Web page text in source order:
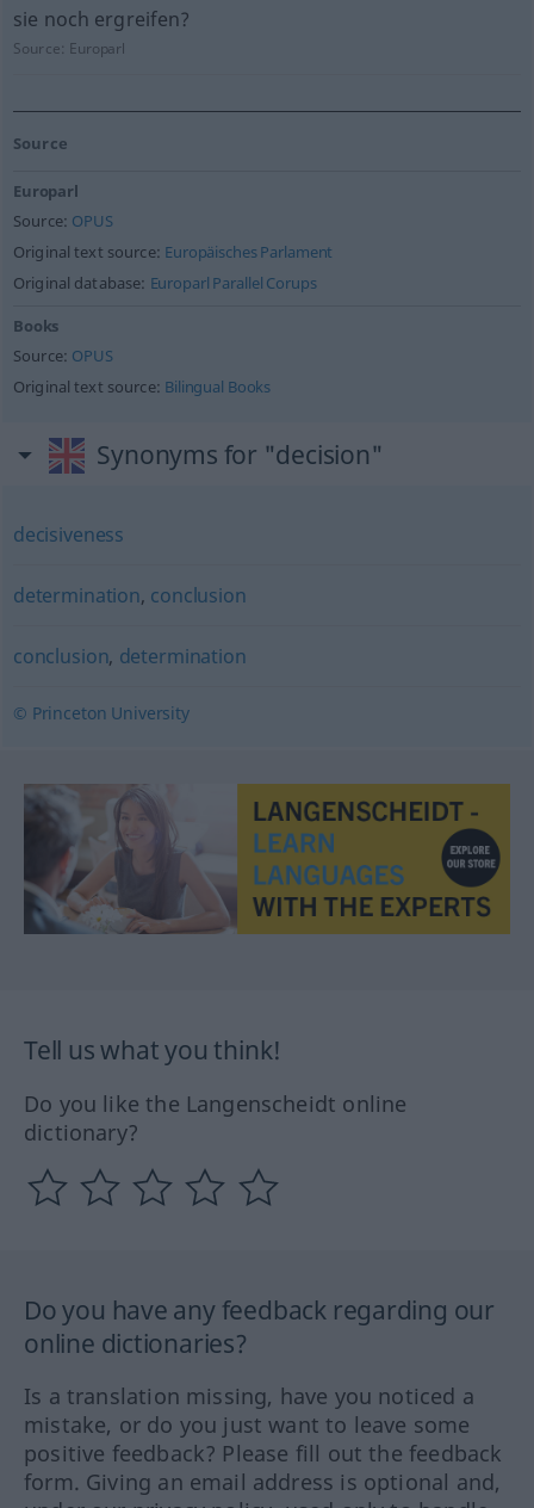
sie noch ergreifen?
Source: Europarl
Source
Europarl
Source: OPUS
Original text source: Europäisches Parlament
Original database: Europarl Parallel Corups
Books
Source: OPUS
Original text source: Bilingual Books
Synonyms for "decision"
decisiveness
determination, conclusion
conclusion, determination
© Princeton University
Tell us what you think!
Do you like the Langenscheidt online
dictionary?
Do you have any feedback regarding our
online dictionaries?
Is a translation missing, have you noticed a
mistake, or do you just want to leave some
positive feedback? Please fill out the feedback
form. Giving an email address is optional and,